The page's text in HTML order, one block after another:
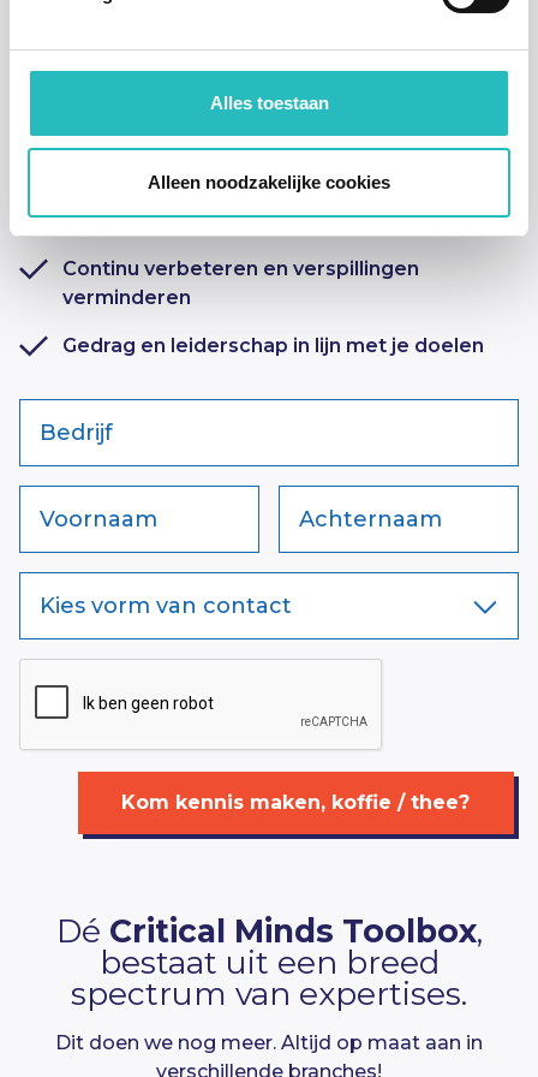
Alles toestaan
Alleen noodzakelijke cookies
organisatie excelleren
Neem contact op voor een gratis analyse en ga voor
resultaat!
Verkorte doorlooptijden van projecten en
processen
Continu verbeteren en verspillingen
verminderen
Gedrag en leiderschap in lijn met je doelen
Bedrijf
Voornaam Achternaam
Kies vorm van contact
Kom kennis maken, koffie / thee?
Dé Critical Minds Toolbox,
bestaat uit een breed
spectrum van expertises.
Dit doen we nog meer. Altijd op maat aan in
verschillende branches!